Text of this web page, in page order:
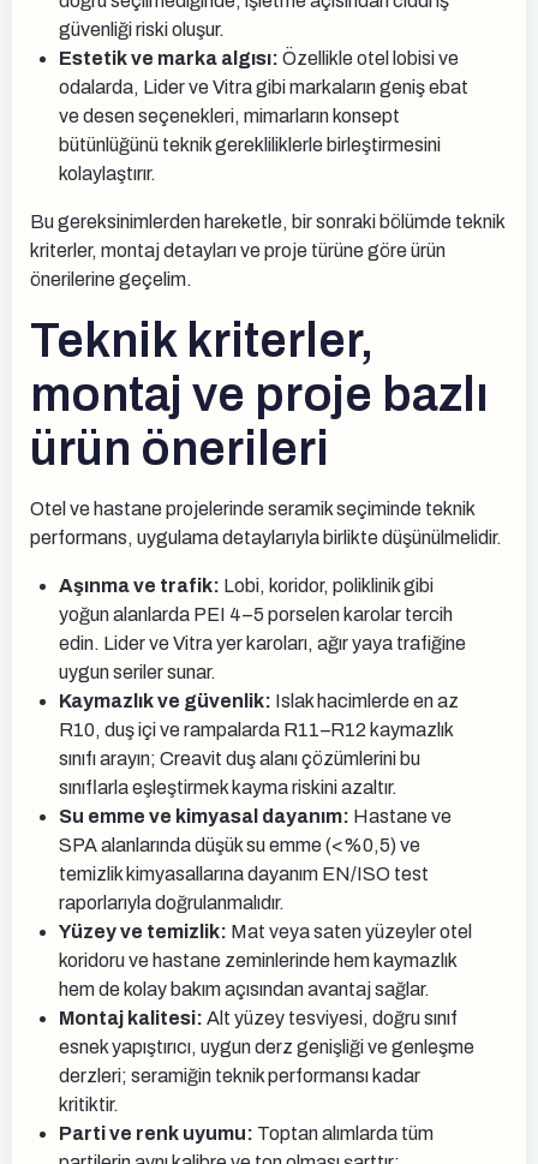
güvenliği riski oluşur.
Estetik ve marka algısı: Özellikle otel lobisi ve
odalarda, Lider ve Vitra gibi markaların geniş ebat
ve desen seçenekleri, mimarların konsept
bütünlüğünü teknik gerekliliklerle birleştirmesini
kolaylaştırır.
Bu gereksinimlerden hareketle, bir sonraki bölümde teknik
kriterler, montaj detayları ve proje türüne göre ürün
önerilerine geçelim.
Teknik kriterler,
montaj ve proje bazlı
ürün önerileri
Otel ve hastane projelerinde seramik seçiminde teknik
performans, uygulama detaylarıyla birlikte düşünülmelidir.
Aşınma ve trafik: Lobi, koridor, poliklinik gibi
yoğun alanlarda PEI 4–5 porselen karolar tercih
edin. Lider ve Vitra yer karoları, ağır yaya trafiğine
uygun seriler sunar.
Kaymazlık ve güvenlik: Islak hacimlerde en az
R10, duş içi ve rampalarda R11–R12 kaymazlık
sınıfı arayın; Creavit duş alanı çözümlerini bu
sınıflarla eşleştirmek kayma riskini azaltır.
Su emme ve kimyasal dayanım: Hastane ve
SPA alanlarında düşük su emme (<%0,5) ve
temizlik kimyasallarına dayanım EN/ISO test
raporlarıyla doğrulanmalıdır.
Yüzey ve temizlik: Mat veya saten yüzeyler otel
koridoru ve hastane zeminlerinde hem kaymazlık
hem de kolay bakım açısından avantaj sağlar.
Montaj kalitesi: Alt yüzey tesviyesi, doğru sınıf
esnek yapıştırıcı, uygun derz genişliği ve genleşme
derzleri; seramiğin teknik performansı kadar
kritiktir.
Parti ve renk uyumu: Toptan alımlarda tüm